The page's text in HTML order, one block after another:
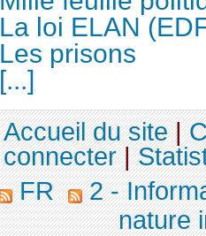
La loi ELAN
Les prisons
[...]
Accueil du site|
connecter|
FR
2 -
nature